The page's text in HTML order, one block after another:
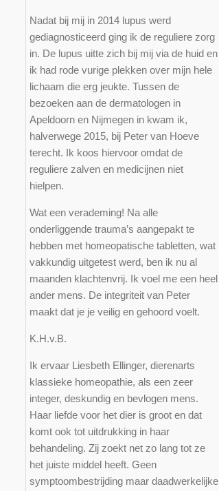
Nadat bij mij in 2014 lupus werd
gediagnosticeerd ging ik de reguliere zorg
in. De lupus uitte zich bij mij via de huid en
ik had rode vurige plekken over mijn hele
lichaam die erg jeukte. Tussen de
bezoeken aan de dermatologen in
Apeldoorn en Nijmegen in kwam ik,
halverwege 2015, bij Peter van Hoeve
terecht. Ik koos hiervoor omdat de
reguliere zalven en medicijnen niet
hielpen.
Wat een verademing! Na alle
onderliggende trauma’s aangepakt te
hebben met homeopatische tabletten, wat
vakkundig uitgetest werd, ben ik nu al
maanden klachtenvrij. Ik voel me een heel
ander mens. De integriteit van Peter
maakt dat je je veilig en gehoord voelt.
K.H.v.B.
Ik ervaar Liesbeth Ellinger, dierenarts
klassieke homeopathie, als een zeer
integer, deskundig en bevlogen mens.
Haar liefde voor het dier is groot en dat
komt ook tot uitdrukking in haar
behandeling. Zij zoekt net zo lang tot ze
het juiste middel heeft. Geen
symptoombestrijding maar daadwerkelijke